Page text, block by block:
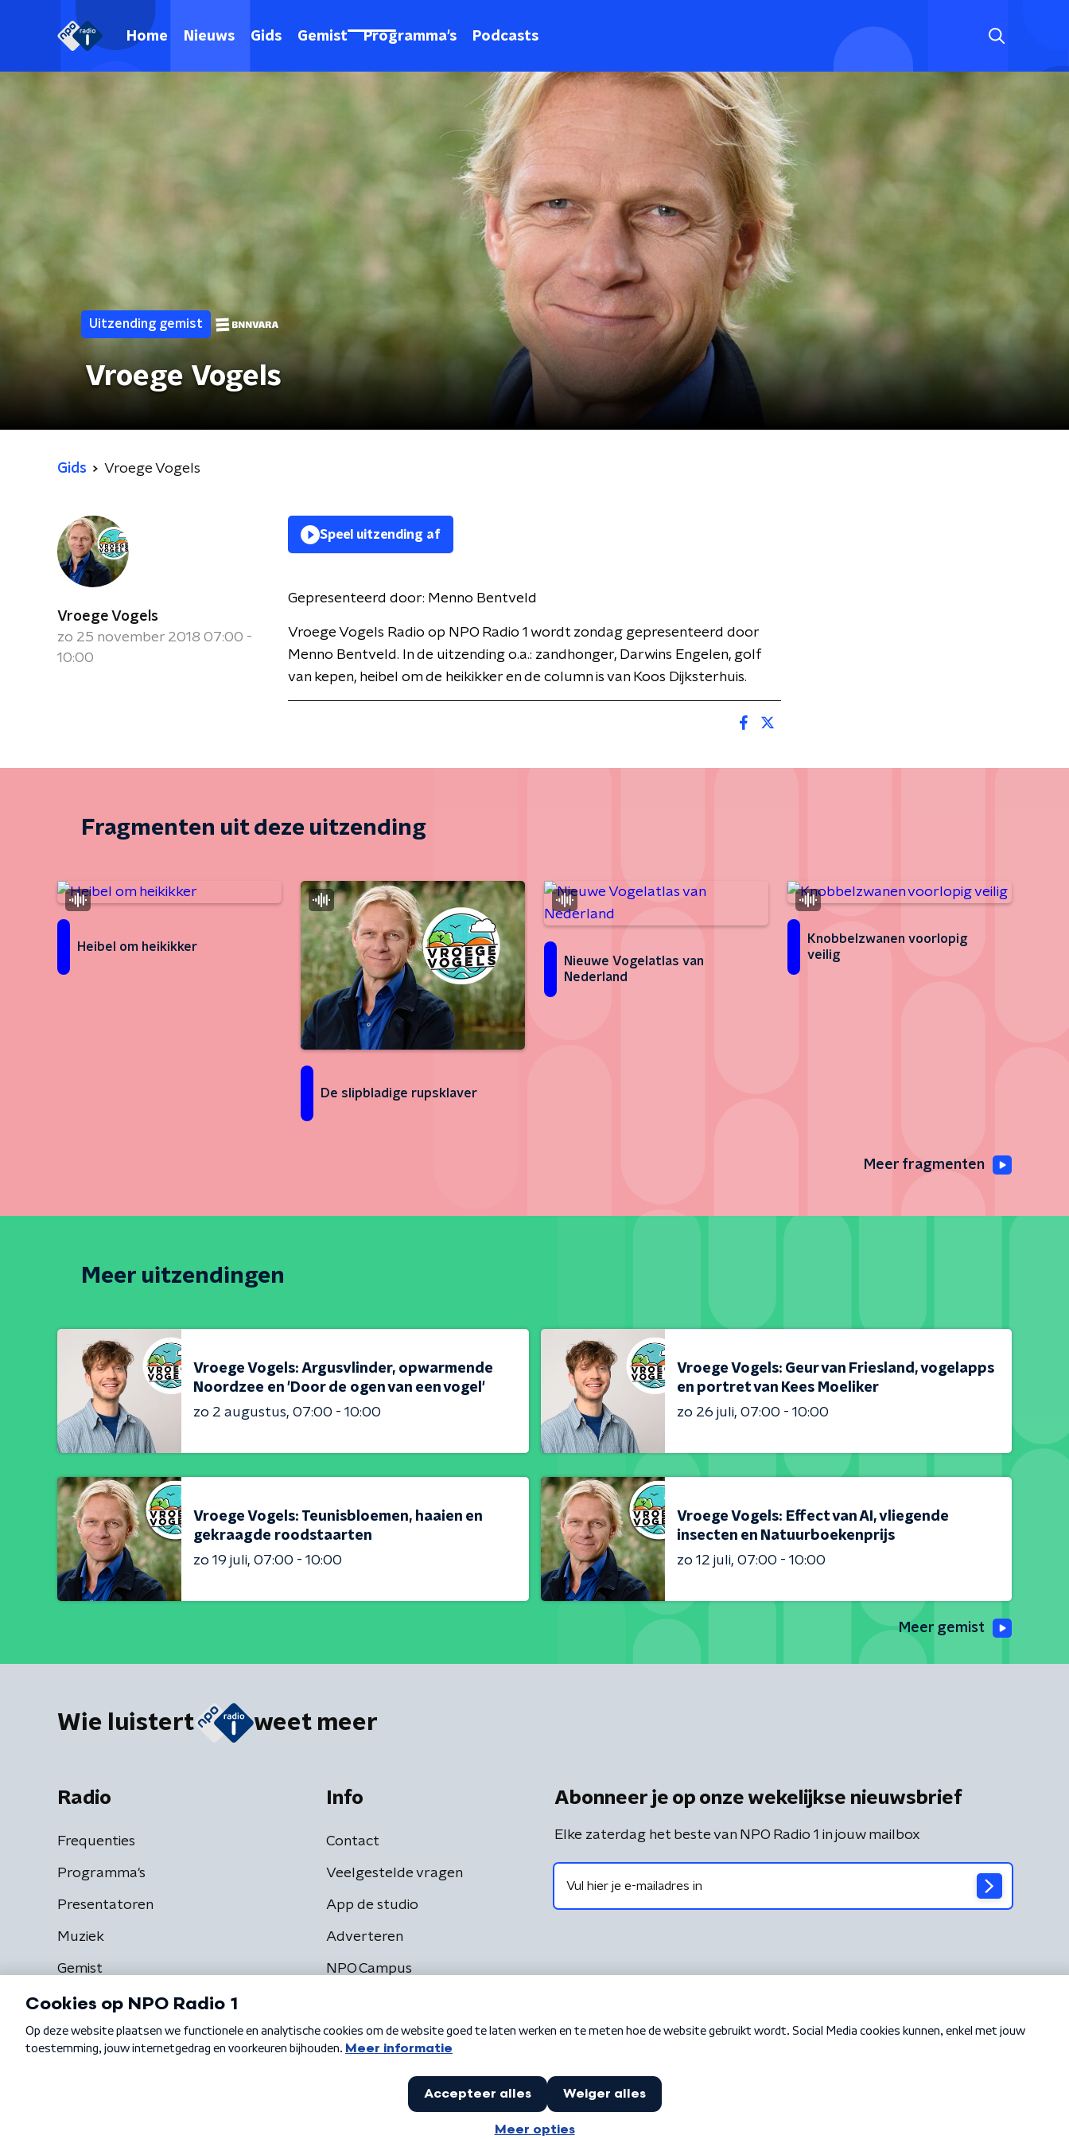
Home Nieuws Gids Gemist Programma's Podcasts
Uitzending gemist
Vroege Vogels
Gids Vroege Vogels
Vroege Vogels
zo 25 november 2018 07:00 -
10:00
Speel uitzending af
Gepresenteerd door: Menno Bentveld
Vroege Vogels Radio op NPO Radio 1 wordt zondag gepresenteerd door
Menno Bentveld. In de uitzending o.a.: zandhonger, Darwins Engelen, golf
van kepen, heibel om de heikikker en de column is van Koos Dijksterhuis.
Fragmenten uit deze uitzending
Heibel om heikikker
De slipbladige rupsklaver
Nieuwe Vogelatlas van
Nederland
Knobbelzwanen voorlopig
veilig
Meer fragmenten
Meer uitzendingen
Vroege Vogels: Argusvlinder, opwarmende
Noordzee en 'Door de ogen van een vogel'
zo 2 augustus 07:00 - 10:00
Vroege Vogels: Geur van Friesland, vogelapps
en portret van Kees Moeliker
zo 26 juli 07:00 - 10:00
Vroege Vogels: Teunisbloemen, haaien en
gekraagde roodstaarten
zo 19 juli 07:00 - 10:00
Vroege Vogels: Effect van AI, vliegende
insecten en Natuurboekenprijs
zo 12 juli 07:00 - 10:00
Meer gemist
Wie luistert weet meer
Radio
Frequenties
Programma's
Presentatoren
Muziek
Gemist
Info
Contact
Veelgestelde vragen
App de studio
Adverteren
NPO Campus
Abonneer je op onze wekelijkse nieuwsbrief
Elke zaterdag het beste van NPO Radio 1 in jouw mailbox
Algemene voorwaarden Privacybeleid